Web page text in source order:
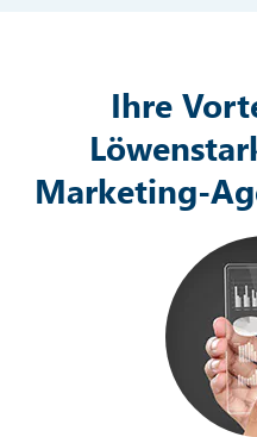
Ihre
Marketing-